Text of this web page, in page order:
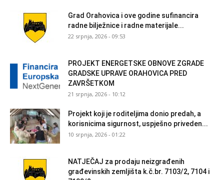
Grad Orahovica i ove godine sufinancira
radne bilježnice i radne materijale...
22 srpnja, 2026 - 09:53
PROJEKT ENERGETSKE OBNOVE ZGRADE
GRADSKE UPRAVE ORAHOVICA PRED
ZAVRŠETKOM
21 srpnja, 2026 - 10:12
Projekt koji je roditeljima donio predah, a
korisnicima sigurnost, uspješno priveden...
10 srpnja, 2026 - 01:22
NATJEČAJ za prodaju neizgrađenih
građevinskih zemljišta k.č.br. 7103/2, 7104 i